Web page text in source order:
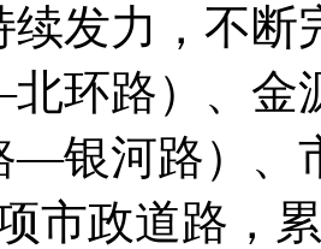
续发力，不断
北环路）、
—银河路）、
市政道路，